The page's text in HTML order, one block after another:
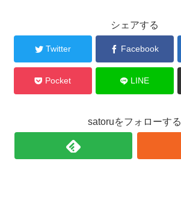
シェアする
Twitter Facebook
Pocket LINE
satoruをフォローする